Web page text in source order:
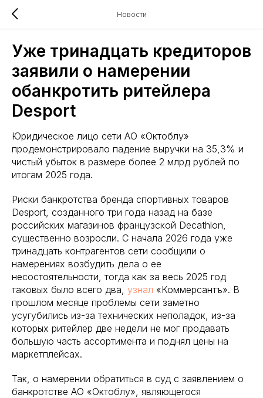
Новости
Уже тринадцать кредиторов
заявили о намерении
обанкротить ритейлера
Desport
Юридическое лицо сети АО «Октоблу»
продемонстрировало падение выручки на 35,3% и
чистый убыток в размере более 2 млрд рублей по
итогам 2025 года.
Риски банкротства бренда спортивных товаров
Desport, созданного три года назад на базе
российских магазинов французской Decathlon,
существенно возросли. С начала 2026 года уже
тринадцать контрагентов сети сообщили о
намерениях возбудить дела о ее
несостоятельности, тогда как за весь 2025 год
таковых было всего два, узнал «Коммерсантъ». В
прошлом месяце проблемы сети заметно
усугубились из-за технических неполадок, из-за
которых ритейлер две недели не мог продавать
большую часть ассортимента и поднял цены на
маркетплейсах.
Так, о намерении обратиться в суд с заявлением о
банкротстве АО «Октоблу», являющегося